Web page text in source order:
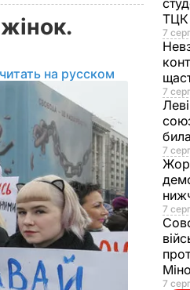
на русском
ТЦК
7
7
7
7
7